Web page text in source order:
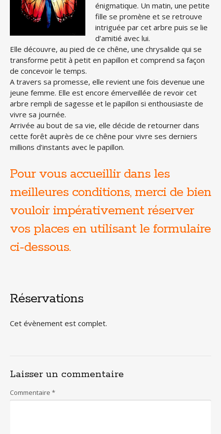
énigmatique. Un matin, une petite
fille se promène et se retrouve
intriguée par cet arbre puis se lie
d’amitié avec lui.
Elle découvre, au pied de ce chêne, une chrysalide qui se
transforme petit à petit en papillon et comprend sa façon
de concevoir le temps.
A travers sa promesse, elle revient une fois devenue une
jeune femme. Elle est encore émerveillée de revoir cet
arbre rempli de sagesse et le papillon si enthousiaste de
vivre sa journée.
Arrivée au bout de sa vie, elle décide de retourner dans
cette forêt auprès de ce chêne pour vivre ses derniers
millions d’instants avec le papillon.
Pour vous accueillir dans les
meilleures conditions, merci de bien
vouloir impérativement réserver
vos places en utilisant le formulaire
ci-dessous.
Réservations
Cet évènement est complet.
Laisser un commentaire
Commentaire *